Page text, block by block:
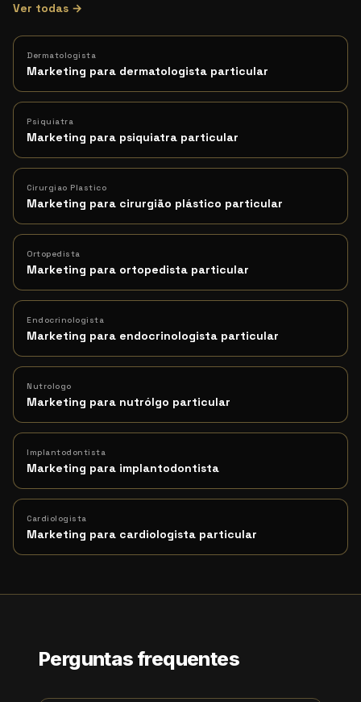
Ver todas →
Dermatologista
Marketing para dermatologista particular
Psiquiatra
Marketing para psiquiatra particular
Cirurgiao Plastico
Marketing para cirurgião plástico particular
Ortopedista
Marketing para ortopedista particular
Endocrinologista
Marketing para endocrinologista particular
Nutrologo
Marketing para nutrólgo particular
Implantodontista
Marketing para implantodontista
Cardiologista
Marketing para cardiologista particular
Perguntas frequentes